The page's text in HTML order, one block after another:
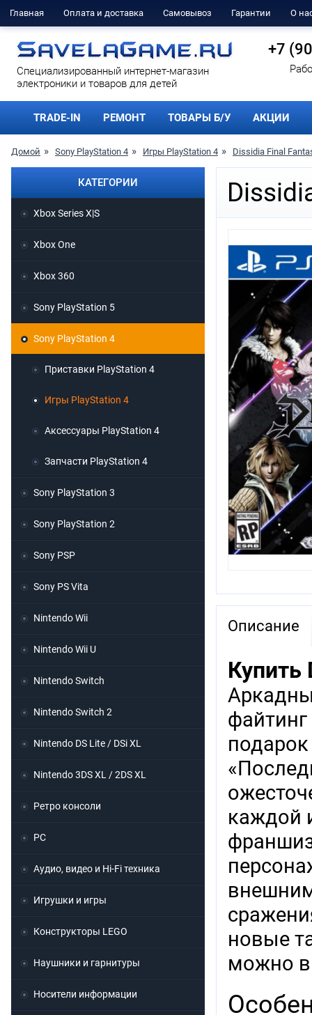
Главная Оплата и доставка Самовывоз Гарантии О
Cпециализированный интернет-магазин
электроники и товаров для детей
+7
TRADE-IN РЕМОНТ ТОВАРЫ Б/У АКЦИИ
Домой Sony PlayStation 4 Игры PlayStation 4 Dissidia Final
Описание
Купить
файтинг
каждой
новые
можно в
КАТЕГОРИИ
Xbox Series X|S
Xbox One
Xbox 360
Sony PlayStation 5
Sony PlayStation 4
Приставки PlayStation 4
Игры PlayStation 4
Аксессуары PlayStation 4
Запчасти PlayStation 4
Sony PlayStation 3
Sony PlayStation 2
Sony PSP
Sony PS Vita
Nintendo Wii
Nintendo Wii U
Nintendo Switch
Nintendo Switch 2
Nintendo DS Lite / DSi XL
Nintendo 3DS XL / 2DS XL
Ретро консоли
PC
Аудио, видео и Hi-Fi техника
Игрушки и игры
Конструкторы LEGO
Наушники и гарнитуры
Носители информации